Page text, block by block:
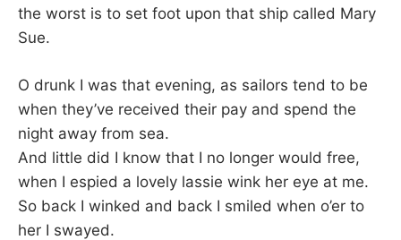
the worst is to set foot upon that ship called Mary
Sue.
O drunk I was that evening, as sailors tend to be
when they’ve received their pay and spend the
night away from sea.
And little did I know that I no longer would free,
when I espied a lovely lassie wink her eye at me.
So back I winked and back I smiled when o’er to
her I swayed.